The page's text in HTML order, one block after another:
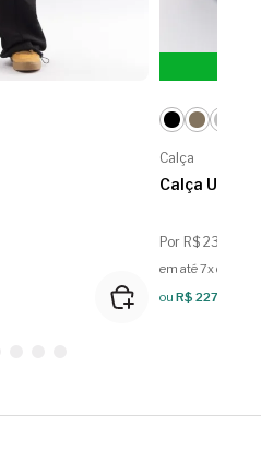
Calça
Calça
Por R$ 239,99
em até 7x de R$
ou R$ 227,99